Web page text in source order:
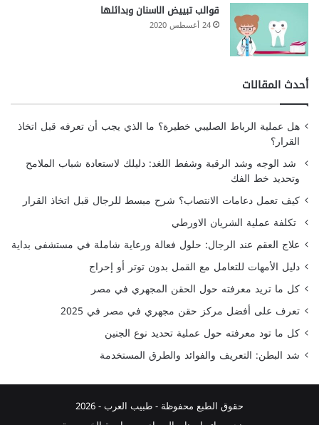
قوالب تبييض الاسنان وبدائلها
24 أغسطس 2020
أحدث المقالات
هل عملية الرباط الصليبي خطيرة؟ ما الذي يجب أن تعرفه قبل اتخاذ
القرار؟
شد الوجه وشد الرقبة وشفط اللغد: دليلك لاستعادة شباب الملامح
وتحديد خط الفك
كيف تعمل دعامات الانتصاب؟ شرح مبسط للرجال قبل اتخاذ القرار
تكلفة عملية الشريان الاورطي
علاج العقم عند الرجال: حلول فعالة ورعاية شاملة في مستشفى بداية
دليل الأمهات للتعامل مع القمل بدون توتر أو إحراج
كل ما تريد معرفته حول الحقن المجهري في مصر
تعرف على أفضل مركز حقن مجهري في مصر في 2025
كل ما تود معرفته حول عملية تحديد نوع الجنين
شد البطن: التعريف والفوائد والطرق المستخدمة
حقوق الطبع محفوظة -طبيب العرب- 2026